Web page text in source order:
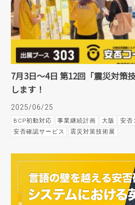
7月3日～4日 第12回「震災対策
します！
2025/06/25
BCP初動対応 事業継続計画 大阪 安否
安否確認サービス
震災対策技術展